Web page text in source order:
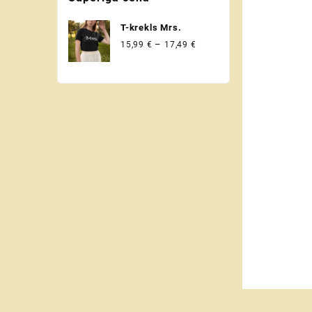
T-krekls Mrs.
15,99 € – 17,49 €